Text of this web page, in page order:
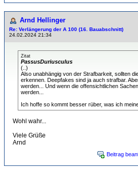
Arnd Hellinger
Re: Verlängerung der A 100 (16. Bauabschnitt)
24.02.2024 21:34
Zitat
PassusDuriusculus
(..)
Also unabhängig von der Strafbarkeit, sollten
erkennen. Deepfakes sind ja auch strafbar.
werden... Und wenn die offensichtlichen
werden...
Ich hoffe so kommt besser rüber, was ich
Wohl wahr...
Viele Grüße
Arnd
Beitrag